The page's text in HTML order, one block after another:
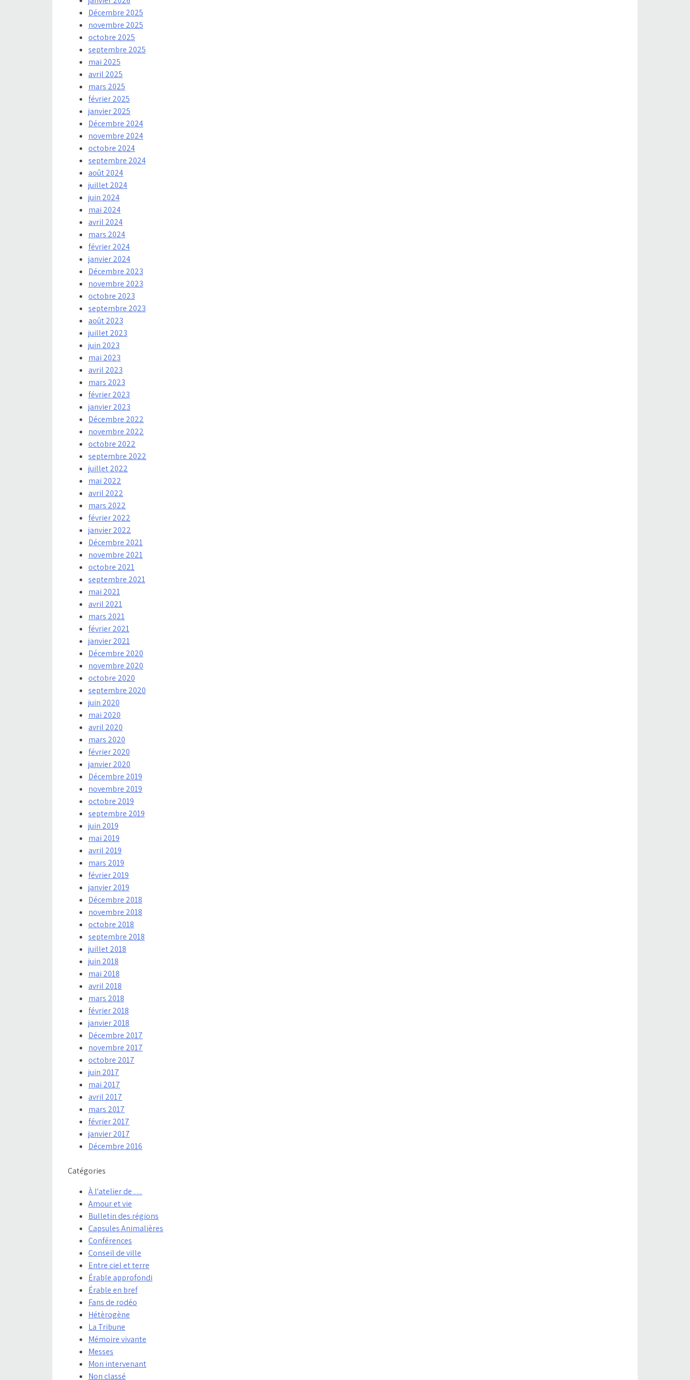
Décembre 2025
novembre 2025
octobre 2025
septembre 2025
mai 2025
avril 2025
mars 2025
février 2025
janvier 2025
Décembre 2024
novembre 2024
octobre 2024
septembre 2024
août 2024
juillet 2024
juin 2024
mai 2024
avril 2024
mars 2024
février 2024
janvier 2024
Décembre 2023
novembre 2023
octobre 2023
septembre 2023
août 2023
juillet 2023
juin 2023
mai 2023
avril 2023
mars 2023
février 2023
janvier 2023
Décembre 2022
novembre 2022
octobre 2022
septembre 2022
juillet 2022
mai 2022
avril 2022
mars 2022
février 2022
janvier 2022
Décembre 2021
novembre 2021
octobre 2021
septembre 2021
mai 2021
avril 2021
mars 2021
février 2021
janvier 2021
Décembre 2020
novembre 2020
octobre 2020
septembre 2020
juin 2020
mai 2020
avril 2020
mars 2020
février 2020
janvier 2020
Décembre 2019
novembre 2019
octobre 2019
septembre 2019
juin 2019
mai 2019
avril 2019
mars 2019
février 2019
janvier 2019
Décembre 2018
novembre 2018
octobre 2018
septembre 2018
juillet 2018
juin 2018
mai 2018
avril 2018
mars 2018
février 2018
janvier 2018
Décembre 2017
novembre 2017
octobre 2017
juin 2017
mai 2017
avril 2017
mars 2017
février 2017
janvier 2017
Décembre 2016
Catégories
À l'atelier de …
Amour et vie
Bulletin des régions
Capsules Animalières
Conférences
Conseil de ville
Entre ciel et terre
Érable approfondi
Érable en bref
Fans de rodéo
Hétèrogène
La Tribune
Mémoire vivante
Messes
Mon intervenant
Non classé